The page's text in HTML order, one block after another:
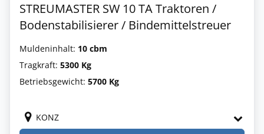
STREUMASTER SW 10 TA Traktoren /
Bodenstabilisierer / Bindemittelstreuer
Muldeninhalt: 10 cbm
Tragkraft: 5300 Kg
Betriebsgewicht: 5700 Kg
KONZ